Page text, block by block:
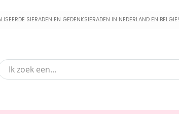
SIERADEN EN GEDENKSIERADEN IN NEDERLAND EN BELGIË!